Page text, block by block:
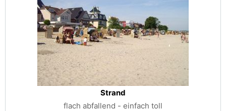
Strand
flach abfallend - einfach toll